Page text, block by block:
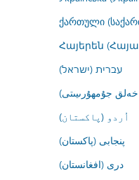
ქართული
Հայերեն
עברית (ישראל)
جۇمھۇرىيىتى)
اُردو (پاکستان)
پنجابی (پاکستان)
درى (افغانستان)